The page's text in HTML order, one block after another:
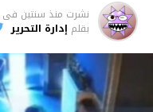
نشرت منذ سنتين فى
بقلم إدارة التحرير